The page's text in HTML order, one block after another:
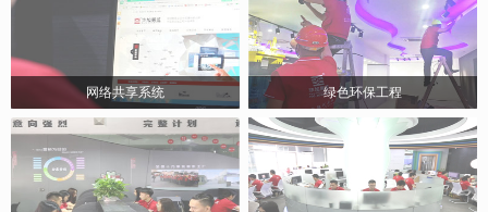
网络共享系统 绿色环保工程